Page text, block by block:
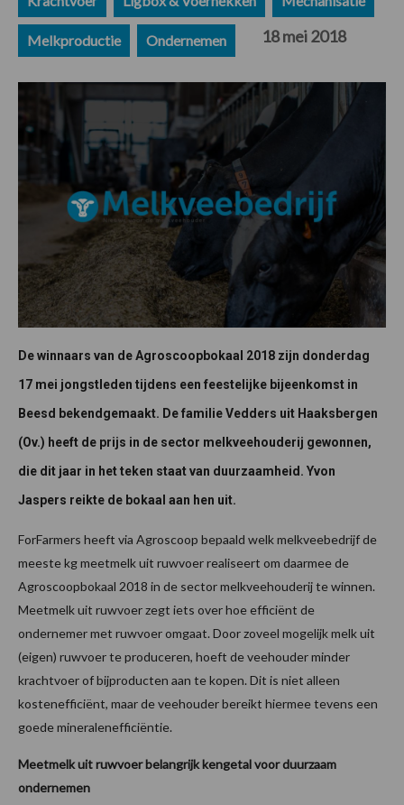
Melkproductie Ondernemen 18 mei 2018
De winnaars van de Agroscoopbokaal 2018 zijn donderdag
17 mei jongstleden tijdens een feestelijke bijeenkomst in
Beesd bekendgemaakt. De familie Vedders uit Haaksbergen
(Ov.) heeft de prijs in de sector melkveehouderij gewonnen,
die dit jaar in het teken staat van duurzaamheid. Yvon
Jaspers reikte de bokaal aan hen uit.
ForFarmers heeft via Agroscoop bepaald welk melkveebedrijf de
meeste kg meetmelk uit ruwvoer realiseert om daarmee de
Agroscoopbokaal 2018 in de sector melkveehouderij te winnen.
Meetmelk uit ruwvoer zegt iets over hoe efficiënt de
ondernemer met ruwvoer omgaat. Door zoveel mogelijk melk uit
(eigen) ruwvoer te produceren, hoeft de veehouder minder
krachtvoer of bijproducten aan te kopen. Dit is niet alleen
kostenefficiënt, maar de veehouder bereikt hiermee tevens een
goede mineralenefficiëntie.
Meetmelk uit ruwvoer belangrijk kengetal voor duurzaam
ondernemen